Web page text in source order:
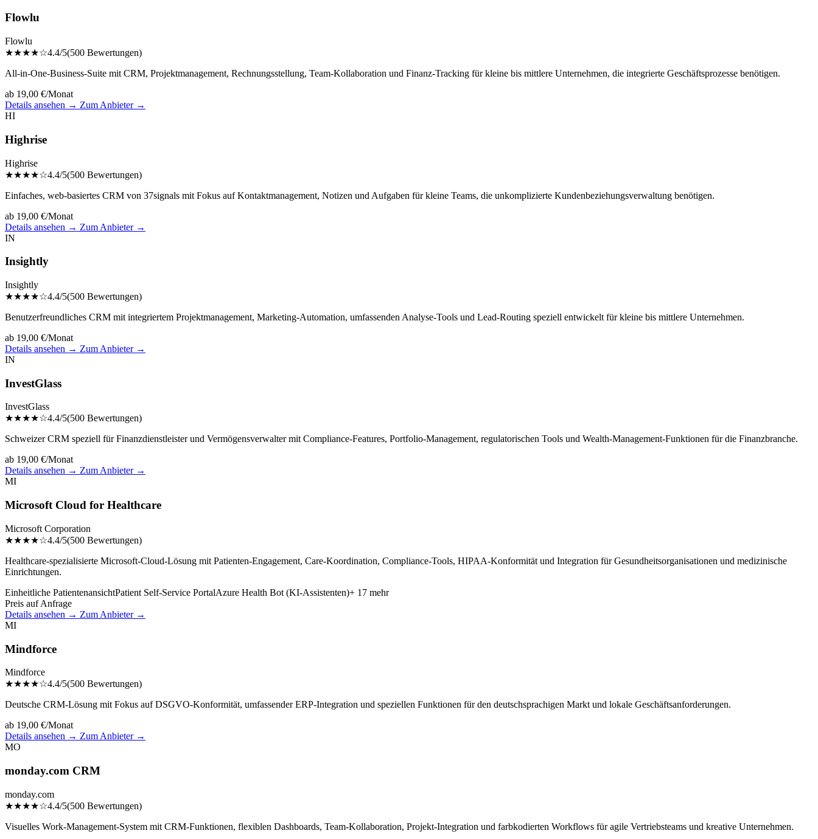
Flowlu
Flowlu
★★★★☆4.4/5(500 Bewertungen)
All-in-One-Business-Suite mit CRM, Projektmanagement, Rechnungsstellung, Team-Kollaboration und Finanz-Tracking für kleine bis mittlere Unternehmen, die integrierte Geschäftsprozesse benötigen.
ab 19,00 €/Monat
Details ansehen → Zum Anbieter →
HI
Highrise
Highrise
★★★★☆4.4/5(500 Bewertungen)
Einfaches, web-basiertes CRM von 37signals mit Fokus auf Kontaktmanagement, Notizen und Aufgaben für kleine Teams, die unkomplizierte Kundenbeziehungsverwaltung benötigen.
ab 19,00 €/Monat
Details ansehen → Zum Anbieter →
IN
Insightly
Insightly
★★★★☆4.4/5(500 Bewertungen)
Benutzerfreundliches CRM mit integriertem Projektmanagement, Marketing-Automation, umfassenden Analyse-Tools und Lead-Routing speziell entwickelt für kleine bis mittlere Unternehmen.
ab 19,00 €/Monat
Details ansehen → Zum Anbieter →
IN
InvestGlass
InvestGlass
★★★★☆4.4/5(500 Bewertungen)
Schweizer CRM speziell für Finanzdienstleister und Vermögensverwalter mit Compliance-Features, Portfolio-Management, regulatorischen Tools und Wealth-Management-Funktionen für die Finanzbranche.
ab 19,00 €/Monat
Details ansehen → Zum Anbieter →
MI
Microsoft Cloud for Healthcare
Microsoft Corporation
★★★★☆4.4/5(500 Bewertungen)
Healthcare-spezialisierte Microsoft-Cloud-Lösung mit Patienten-Engagement, Care-Koordination, Compliance-Tools, HIPAA-Konformität und Integration für Gesundheitsorganisationen und medizinische
Einrichtungen.
Einheitliche PatientenansichtPatient Self-Service PortalAzure Health Bot (KI-Assistenten)+ 17 mehr
Preis auf Anfrage
Details ansehen → Zum Anbieter →
MI
Mindforce
Mindforce
★★★★☆4.4/5(500 Bewertungen)
Deutsche CRM-Lösung mit Fokus auf DSGVO-Konformität, umfassender ERP-Integration und speziellen Funktionen für den deutschsprachigen Markt und lokale Geschäftsanforderungen.
ab 19,00 €/Monat
Details ansehen → Zum Anbieter →
MO
monday.com CRM
monday.com
★★★★☆4.4/5(500 Bewertungen)
Visuelles Work-Management-System mit CRM-Funktionen, flexiblen Dashboards, Team-Kollaboration, Projekt-Integration und farbkodierten Workflows für agile Vertriebsteams und kreative Unternehmen.